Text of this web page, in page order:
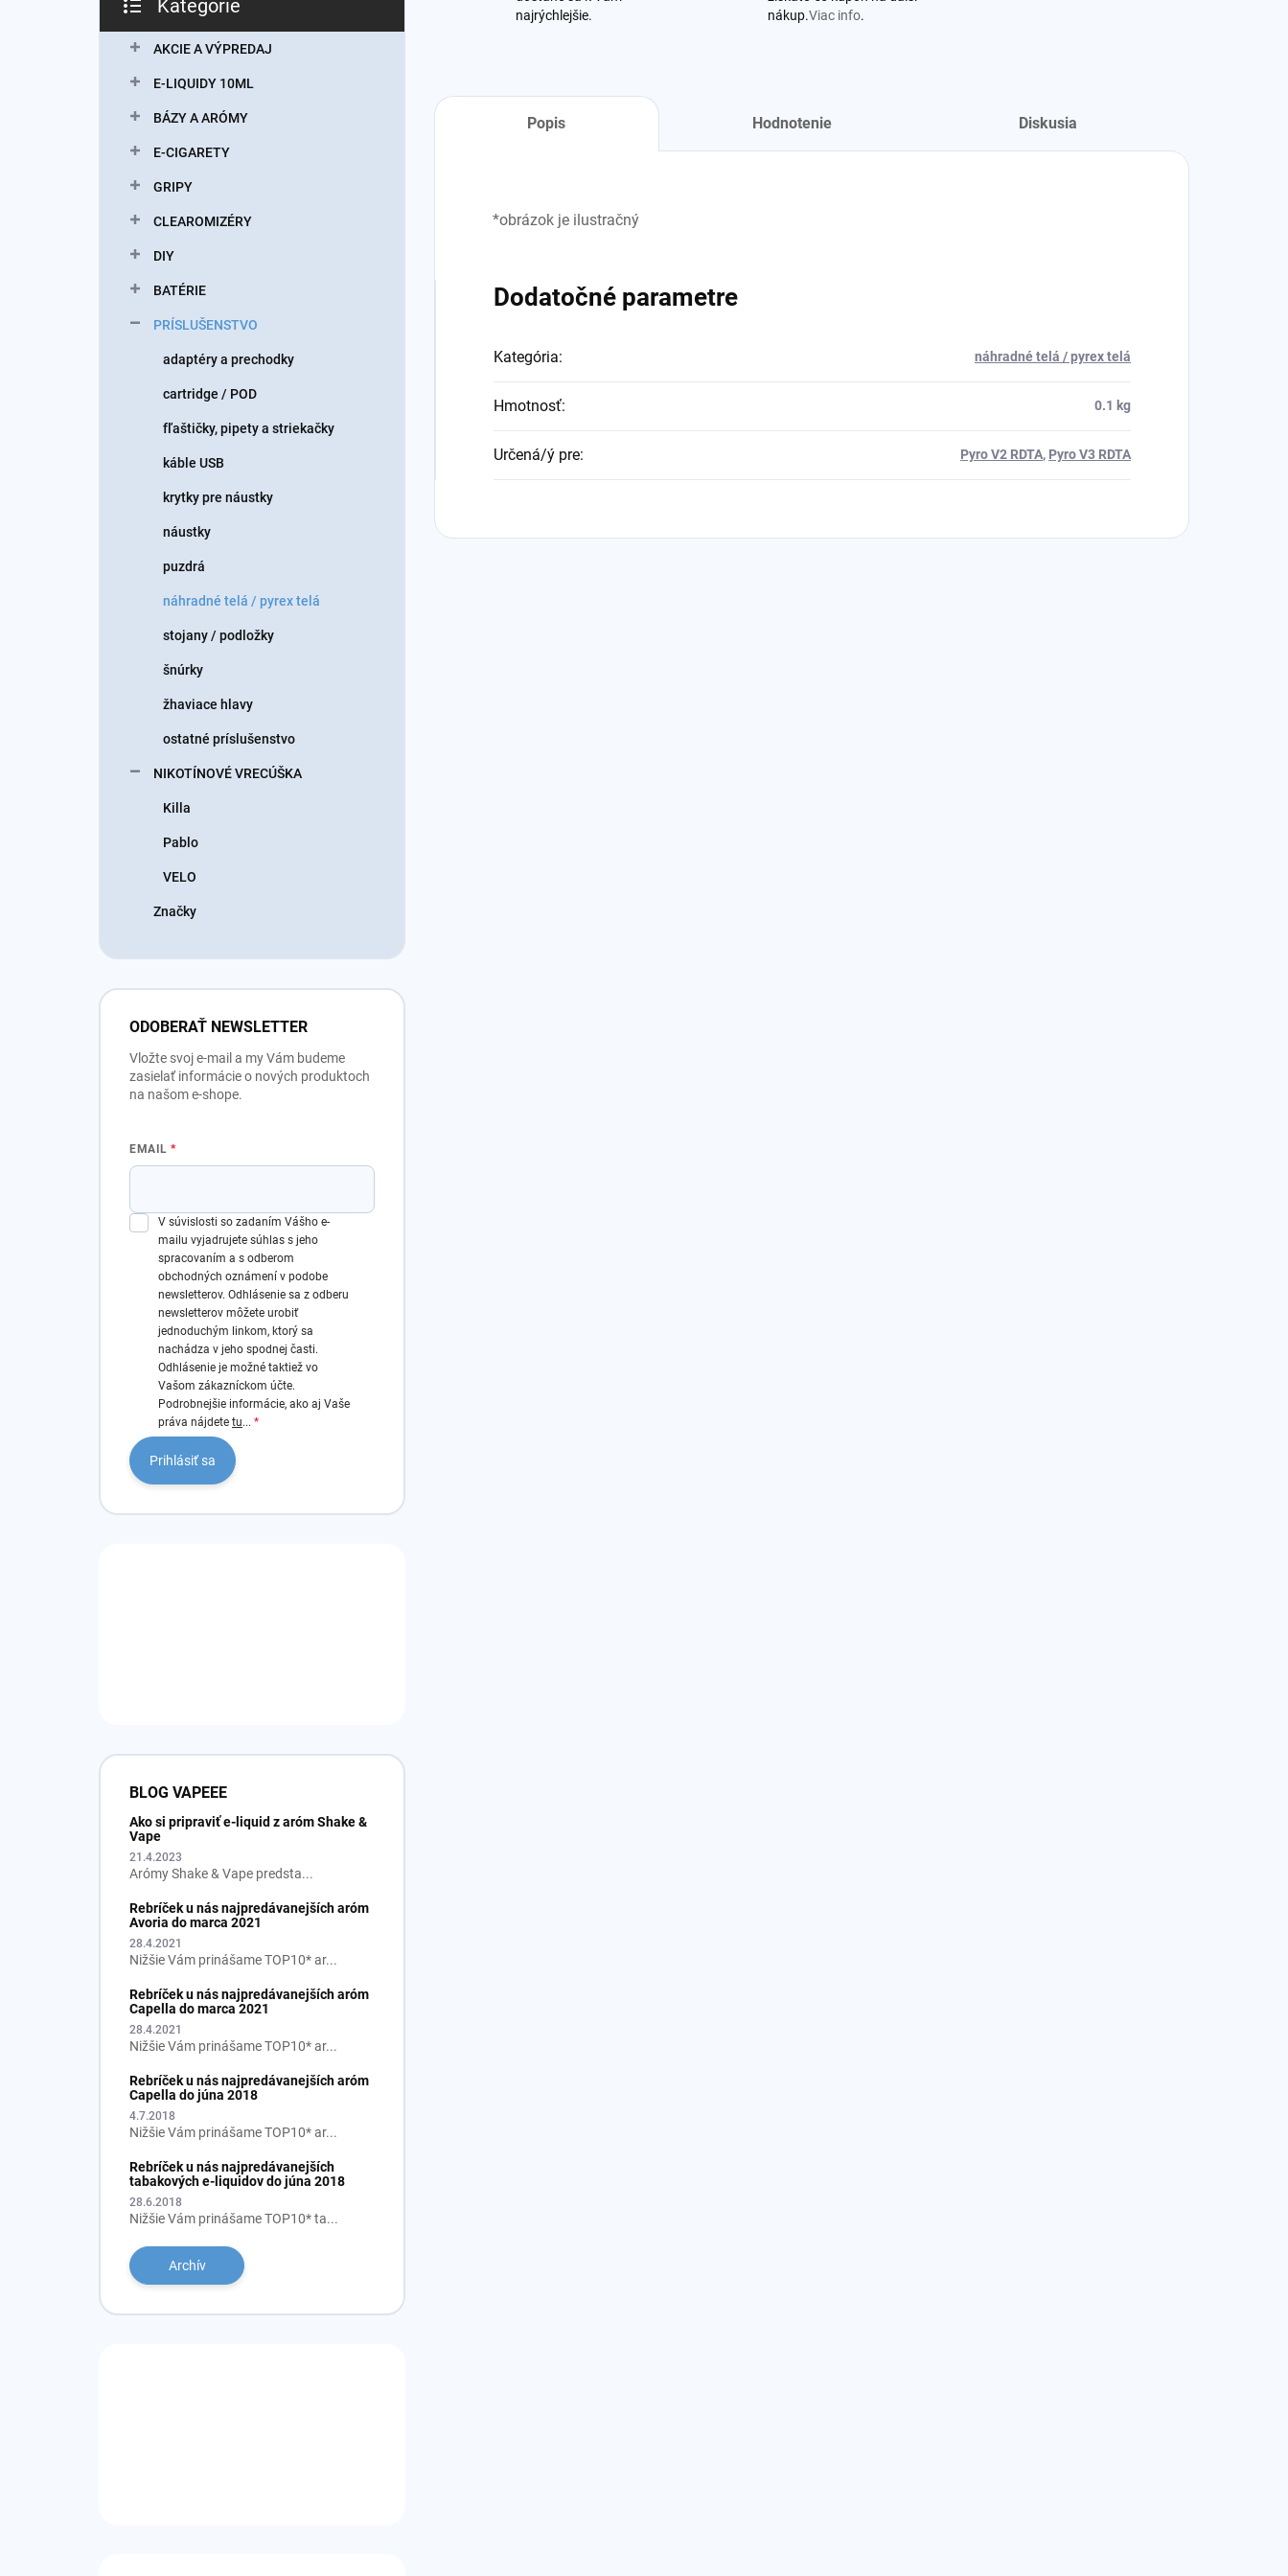
kategórie
Kategórie
AKCIE A VÝPREDAJ
E-LIQUIDY 10ML
BÁZY A ARÓMY
E-CIGARETY
GRIPY
CLEAROMIZÉRY
DIY
BATÉRIE
PRÍSLUŠENSTVO
adaptéry a prechodky
cartridge / POD
fľaštičky, pipety a striekačky
káble USB
krytky pre náustky
náustky
puzdrá
náhradné telá / pyrex telá
stojany / podložky
šnúrky
žhaviace hlavy
ostatné príslušenstvo
NIKOTÍNOVÉ VRECÚŠKA
Killa
Pablo
VELO
Značky
ODOBERAŤ NEWSLETTER
Vložte svoj e-mail a my Vám budeme
zasielať informácie o nových produktoch
na našom e-shope.
EMAIL
V súvislosti so zadaním Vášho e-
mailu vyjadrujete súhlas s jeho
spracovaním a s odberom
obchodných oznámení v podobe
newsletterov. Odhlásenie sa z odberu
newsletterov môžete urobiť
jednoduchým linkom, ktorý sa
nachádza v jeho spodnej časti.
Odhlásenie je možné taktiež vo
Vašom zákazníckom účte.
Podrobnejšie informácie, ako aj Vaše
práva nájdete tu...
Prihlásiť sa
BLOG VAPEEE
Ako si pripraviť e-liquid z aróm Shake &
Vape
21.4.2023
Arómy Shake & Vape predsta...
Rebríček u nás najpredávanejších aróm
Avoria do marca 2021
28.4.2021
Nižšie Vám prinášame TOP10* ar...
Rebríček u nás najpredávanejších aróm
Capella do marca 2021
28.4.2021
Nižšie Vám prinášame TOP10* ar...
Rebríček u nás najpredávanejších aróm
Capella do júna 2018
4.7.2018
Nižšie Vám prinášame TOP10* ar...
Rebríček u nás najpredávanejších
tabakových e-liquidov do júna 2018
28.6.2018
Nižšie Vám prinášame TOP10* ta...
Archív
najrýchlejšie.
nákup.Viac info.
Popis Hodnotenie Diskusia
*obrázok je ilustračný
Dodatočné parametre
Kategória: náhradné telá / pyrex telá
Hmotnosť: 0.1 kg
Určená/ý pre: Pyro V2 RDTA, Pyro V3 RDTA